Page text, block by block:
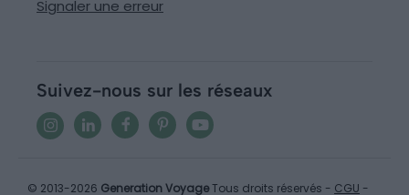
Signaler une erreur
Suivez-nous sur les réseaux
© 2013-2026 Generation VoyageTous droits réservés - CGU -